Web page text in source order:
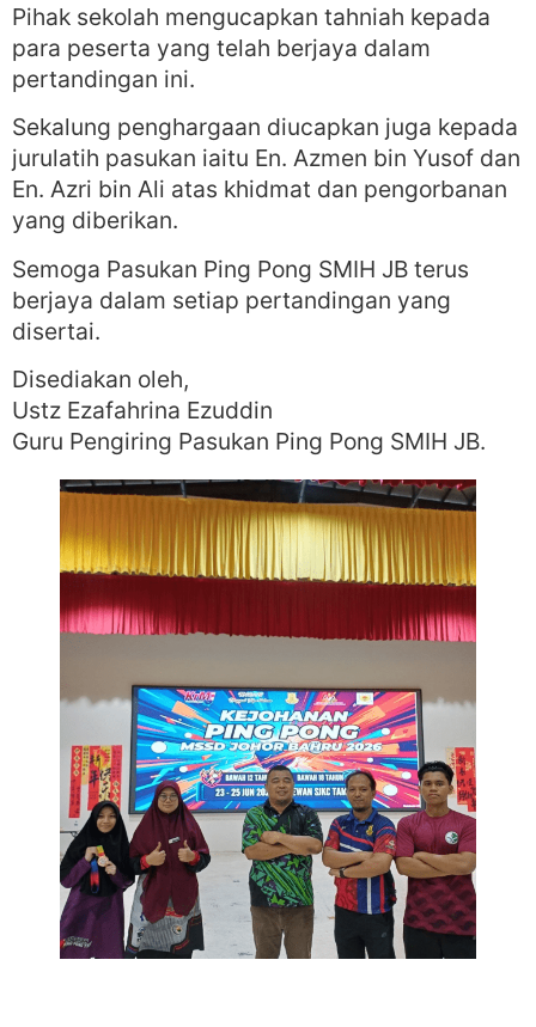
Pihak sekolah mengucapkan tahniah kepada
para peserta yang telah berjaya dalam
pertandingan ini.
Sekalung penghargaan diucapkan juga kepada
jurulatih pasukan iaitu En. Azmen bin Yusof dan
En. Azri bin Ali atas khidmat dan pengorbanan
yang diberikan.
Semoga Pasukan Ping Pong SMIH JB terus
berjaya dalam setiap pertandingan yang
disertai.
Disediakan oleh,
Ustz Ezafahrina Ezuddin
Guru Pengiring Pasukan Ping Pong SMIH JB.